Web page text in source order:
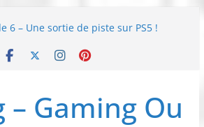
6 – Une sortie de piste sur PS5 !
AES+ : La légende de l’arcade est de
: Nouveaux accessoires Turtle Beach X
– Gaming Ou